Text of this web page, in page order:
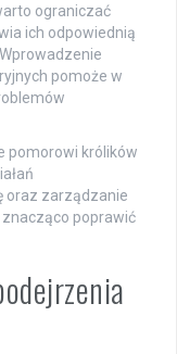
ograniczać
ich odpowiednią
pomoże w
pomorowi królików
oraz zarządzanie
poprawić